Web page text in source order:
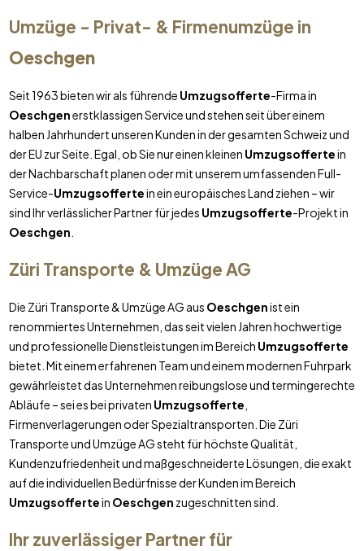
Umzüge - Privat- & Firmenumzüge in
Oeschgen
Seit 1963 bieten wir als führende Umzugsofferte-Firma in
Oeschgenerstklassigen Service und stehen seit über einem
halben Jahrhundert unseren Kunden in der gesamten Schweiz und
der EU zur Seite. Egal, ob Sie nur einen kleinen Umzugsoffertein
der Nachbarschaft planen oder mit unserem umfassenden Full-
Service-Umzugsoffertein ein europäisches Land ziehen – wir
sind Ihr verlässlicher Partner für jedes Umzugsofferte-Projekt in
Oeschgen
Züri Transporte & Umzüge AG
Die Züri Transporte & Umzüge AG aus Oeschgenist ein
renommiertes Unternehmen, das seit vielen Jahren hochwertige
und professionelle Dienstleistungen im Bereich Umzugsofferte
bietet. Mit einem erfahrenen Team und einem modernen Fuhrpark
gewährleistet das Unternehmen reibungslose und termingerechte
Abläufe – sei es bei privaten Umzugsofferte
Firmenverlagerungen oder Spezialtransporten. Die Züri
Transporte und Umzüge AG steht für höchste Qualität,
Kundenzufriedenheit und maßgeschneiderte Lösungen, die exakt
auf die individuellen Bedürfnisse der Kunden im Bereich
Umzugsoffertein Oeschgen zugeschnitten sind.
Ihr zuverlässiger Partner für